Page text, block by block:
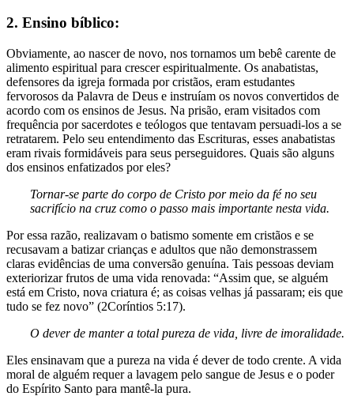
2. Ensino bíblico:
Obviamente, ao nascer de novo, nos tornamos um bebê carente de
alimento espiritual para crescer espiritualmente. Os anabatistas,
defensores da igreja formada por cristãos, eram estudantes
fervorosos da Palavra de Deus e instruíam os novos convertidos de
acordo com os ensinos de Jesus. Na prisão, eram visitados com
frequência por sacerdotes e teólogos que tentavam persuadi-los a se
retratarem. Pelo seu entendimento das Escrituras, esses anabatistas
eram rivais formidáveis para seus perseguidores. Quais são alguns
dos ensinos enfatizados por eles?
Tornar-se parte do corpo de Cristo por meio da fé no seu
sacrifício na cruz como o passo mais importante nesta vida.
Por essa razão, realizavam o batismo somente em cristãos e se
recusavam a batizar crianças e adultos que não demonstrassem
claras evidências de uma conversão genuína. Tais pessoas deviam
exteriorizar frutos de uma vida renovada: “Assim que, se alguém
está em Cristo, nova criatura é; as coisas velhas já passaram; eis que
tudo se fez novo” (2Coríntios 5:17).
O dever de manter a total pureza de vida, livre de imoralidade.
Eles ensinavam que a pureza na vida é dever de todo crente. A vida
moral de alguém requer a lavagem pelo sangue de Jesus e o poder
do Espírito Santo para mantê-la pura.